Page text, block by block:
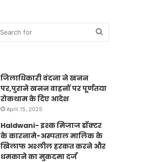
जिलाधिकारी वंदना ने खनन
पर,पुराने खनन वाहनों पर पूर्णतया
रोकथाम के दिए आदेश
April 15, 2025
Haldwani- इश्क मिजाज डॉक्टर
के कारनामे-अस्पताल मालिक के
खिलाफ अश्लील हरकत करने और
धमकाने का मुकदमा दर्ज